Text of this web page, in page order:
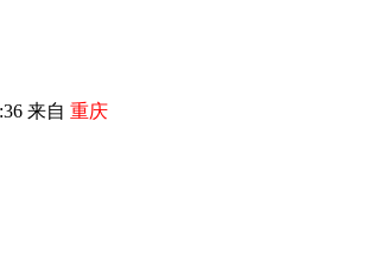
来自 重庆